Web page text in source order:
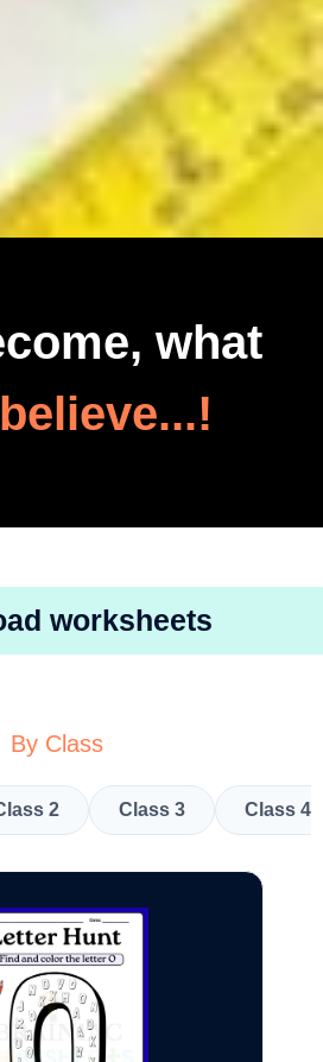
what
believe...!
worksheets
By Class
2 Class 3 Class 4